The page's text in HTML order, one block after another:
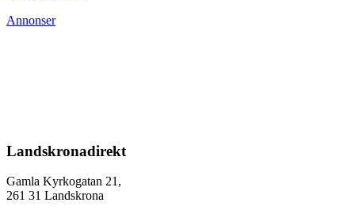
Annonser
Landskronadirekt
Gamla Kyrkogatan 21,
261 31 Landskrona